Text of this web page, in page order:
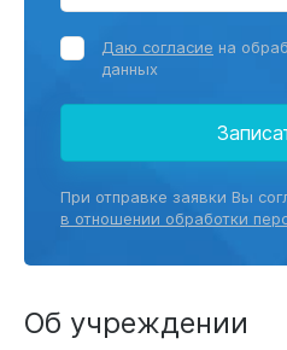
Даю согласие на
данных
При отправке заявки Вы
в отношении обработки
Об учреждении